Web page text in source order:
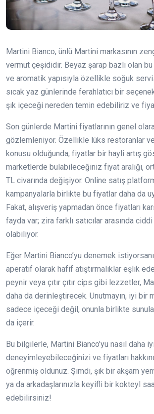
Martini Bianco, ünlü Martini markasının
vermut çeşididir. Beyaz şarap bazlı olan
ve aromatik yapısıyla özellikle soğuk
sıcak yaz günlerinde ferahlatıcı bir
şık içeceği nereden temin edebiliriz ve
Son günlerde Martini fiyatlarının genel
gözlemleniyor. Özellikle lüks restoranlar
konusu olduğunda, fiyatlar bir hayli artış
marketlerde bulabileceğiniz fiyat aralığı,
TL civarında değişiyor. Online satış
kampanyalarla birlikte bu fiyatlar daha da
Fakat, alışveriş yapmadan önce fiyatları
fayda var; zira farklı satıcılar arasında ciddi
olabiliyor.
Eğer Martini Bianco’yu denemek
aperatif olarak hafif atıştırmalıklar eşlik
peynir veya çıtır çıtır cips gibi lezzetler,
daha da derinleştirecek. Unutmayın, iyi bir
sadece içeceği değil, onunla birlikte sunulan
da içerir.
Bu bilgilerle, Martini Bianco’yu nasıl daha iyi
deneyimleyebileceğinizi ve fiyatları
öğrenmiş oldunuz. Şimdi, şık bir akşam
ya da arkadaşlarınızla keyifli bir kokteyl
edebilirsiniz!